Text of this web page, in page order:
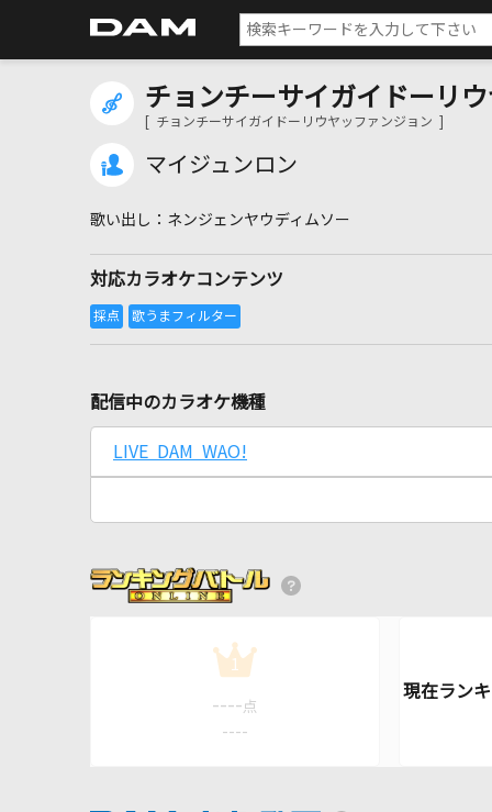
チョンチーサイガイドーリ
[ チョンチーサイガイドーリウヤッファンジョン ]
マイジュンロン
ネンジェンヤウディムソー
対応カラオケコンテンツ
配信中のカラオケ機種
LIVE DAM WAO!
1
---- 点
----